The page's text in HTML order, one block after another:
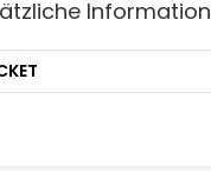
Information